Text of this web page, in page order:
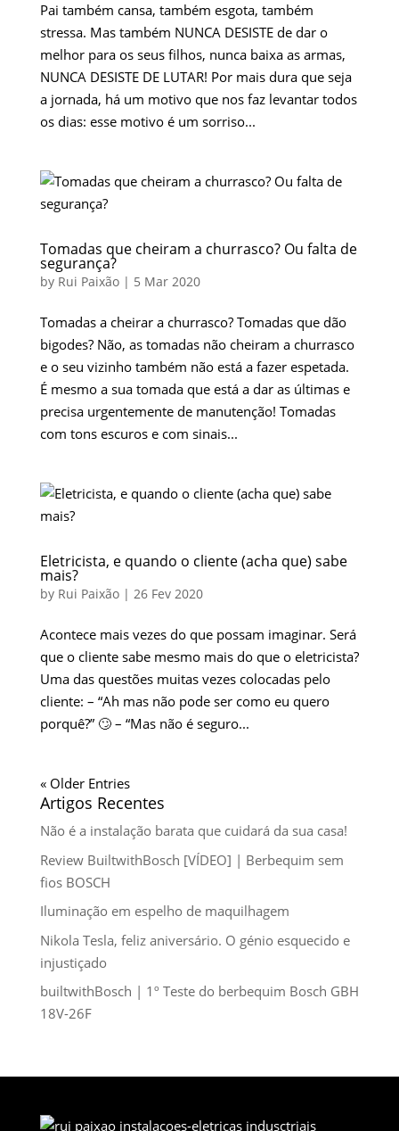
Pai também cansa, também esgota, também
stressa. Mas também NUNCA DESISTE de dar o
melhor para os seus filhos, nunca baixa as armas,
NUNCA DESISTE DE LUTAR! Por mais dura que seja
a jornada, há um motivo que nos faz levantar todos
os dias: esse motivo é um sorriso...
Tomadas que cheiram a churrasco? Ou falta de
segurança?
by Rui Paixão| 5 Mar 2020
Tomadas a cheirar a churrasco? Tomadas que dão
bigodes? Não, as tomadas não cheiram a churrasco
e o seu vizinho também não está a fazer espetada.
É mesmo a sua tomada que está a dar as últimas e
precisa urgentemente de manutenção! Tomadas
com tons escuros e com sinais...
Eletricista, e quando o cliente (acha que) sabe
mais?
by Rui Paixão| 26 Fev 2020
Acontece mais vezes do que possam imaginar. Será
que o cliente sabe mesmo mais do que o eletricista?
Uma das questões muitas vezes colocadas pelo
cliente: – “Ah mas não pode ser como eu quero
porquê?” 🙄 – “Mas não é seguro...
« Older Entries
Artigos Recentes
Não é a instalação barata que cuidará da sua casa!
Review BuiltwithBosch [VÍDEO] | Berbequim sem
fios BOSCH
Iluminação em espelho de maquilhagem
Nikola Tesla, feliz aniversário. O génio esquecido e
injustiçado
builtwithBosch | 1º Teste do berbequim Bosch GBH
18V-26F